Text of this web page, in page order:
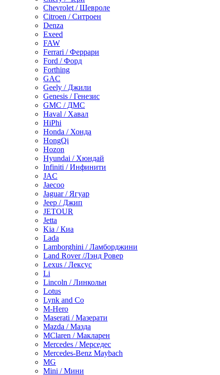
Chevrolet / Шевроле
Citroen / Ситроен
Denza
Exeed
FAW
Ferrari / Феррари
Ford / Форд
Forthing
GAC
Geely / Джили
Genesis / Генезис
GMC / ДМС
Haval / Хавал
HiPhi
Honda / Хонда
HongQi
Hozon
Hyundai / Хюндай
Infiniti / Инфинити
JAC
Jaecoo
Jaguar / Ягуар
Jeep / Джип
JETOUR
Jetta
Kia / Киа
Lada
Lamborghini / Ламборджини
Land Rover /Лэнд Ровер
Lexus / Лексус
Li
Lincoln / Линкольн
Lotus
Lynk and Co
M-Hero
Maserati / Мазерати
Mazda / Мазда
MClaren / Макларен
Mercedes / Мерседес
Mercedes-Benz Maybach
MG
Mini / Мини